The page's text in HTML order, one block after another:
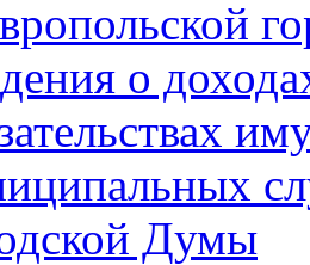
о
Думы